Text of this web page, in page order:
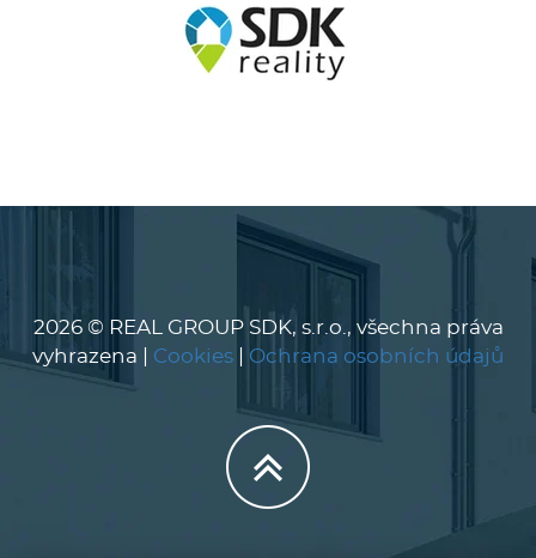
2026 © REAL GROUP SDK, s.r.o., všechna práva
vyhrazena | Cookies Ochrana osobních údajů